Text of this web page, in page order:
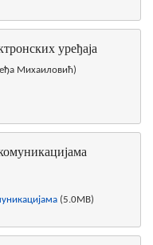
уређаја
Михаиловић)
(5.0MB)